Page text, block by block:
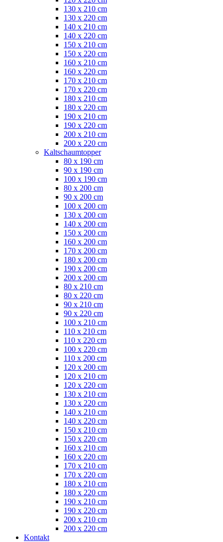
130 x 210 cm
130 x 220 cm
140 x 210 cm
140 x 220 cm
150 x 210 cm
150 x 220 cm
160 x 210 cm
160 x 220 cm
170 x 210 cm
170 x 220 cm
180 x 210 cm
180 x 220 cm
190 x 210 cm
190 x 220 cm
200 x 210 cm
200 x 220 cm
Kaltschaumtopper
80 x 190 cm
90 x 190 cm
100 x 190 cm
80 x 200 cm
90 x 200 cm
100 x 200 cm
130 x 200 cm
140 x 200 cm
150 x 200 cm
160 x 200 cm
170 x 200 cm
180 x 200 cm
190 x 200 cm
200 x 200 cm
80 x 210 cm
80 x 220 cm
90 x 210 cm
90 x 220 cm
100 x 210 cm
110 x 210 cm
110 x 220 cm
100 x 220 cm
110 x 200 cm
120 x 200 cm
120 x 210 cm
120 x 220 cm
130 x 210 cm
130 x 220 cm
140 x 210 cm
140 x 220 cm
150 x 210 cm
150 x 220 cm
160 x 210 cm
160 x 220 cm
170 x 210 cm
170 x 220 cm
180 x 210 cm
180 x 220 cm
190 x 210 cm
190 x 220 cm
200 x 210 cm
200 x 220 cm
Kontakt